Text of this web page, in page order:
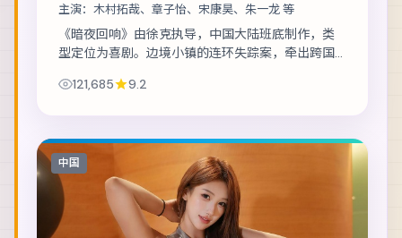
主演： 木村拓哉、章子怡、宋康昊、朱一龙 等
《暗夜回响》由徐克执导，中国大陆班底制作，类
型定位为喜剧。边境小镇的连环失踪案，牵出跨国
康昊 等，表演层次丰富。在类型框架内尝试作者...
121,685 9.2
中国